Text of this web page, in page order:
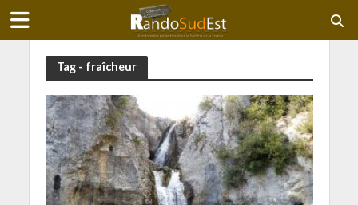
Tag - fraîcheur